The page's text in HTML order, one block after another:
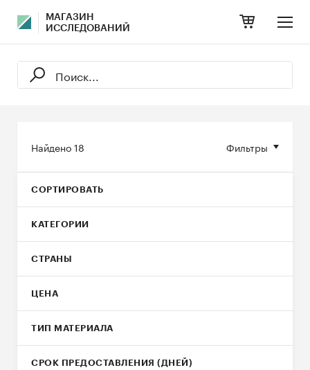
МАГАЗИН
ИССЛЕДОВАНИЙ
Фильтры
Найдено18
СОРТИРОВАТЬ
КАТЕГОРИИ
СТРАНЫ
ЦЕНА
ТИП МАТЕРИАЛА
СРОК ПРЕДОСТАВЛЕНИЯ (ДНЕЙ)